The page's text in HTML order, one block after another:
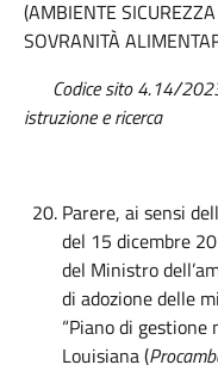
(AMBIENTE
SOVRANITÀ
Codice sito 4.14/
istruzione e ricerca
Parere, ai sensi
del 15 dicembre
del Ministro
di adozione delle
“Piano di gestione
Louisiana (